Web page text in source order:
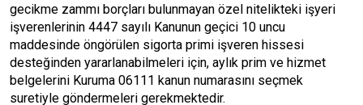
gecikme zammı borçları bulunmayan özel nitelikteki işyeri
işverenlerinin 4447 sayılı Kanunun geçici 10 uncu
maddesinde öngörülen sigorta primi işveren hissesi
desteğinden yararlanabilmeleri için, aylık prim ve hizmet
belgelerini Kuruma 06111 kanun numarasını seçmek
suretiyle göndermeleri gerekmektedir.